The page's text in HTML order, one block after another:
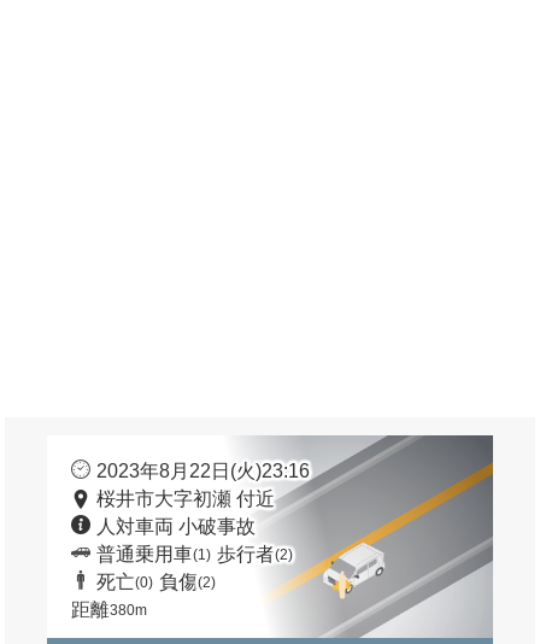
2023年8月22日(火)23:16
桜井市大字初瀬 付近
人対車両 小破事故
普通乗用車(1) 歩行者(2)
死亡(0) 負傷(2)
距離380m